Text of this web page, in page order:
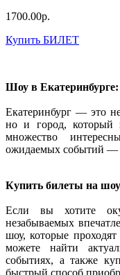
1700.00р.
Купить БИЛЕТ
Шоу в
Екатеринбург — это
но и город, который
множество
ожидаемых событий —
Купить билеты на
Если вы хотите
незабываемых
шоу, которые
можете найти
событиях, а также
быстрый способ